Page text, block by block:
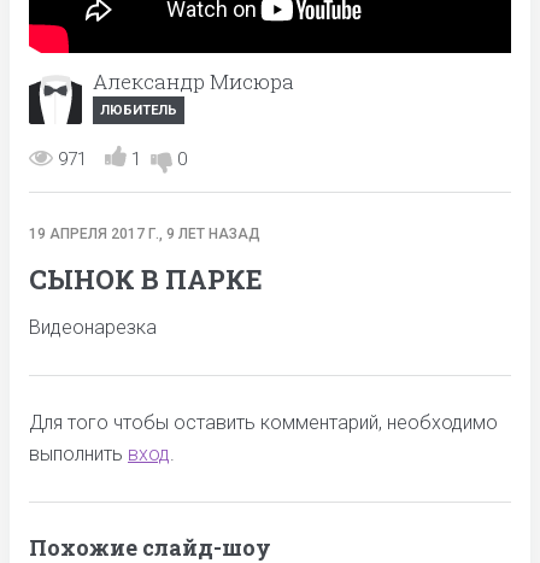
Александр Мисюра
ЛЮБИТЕЛЬ
971 1 0
19 АПРЕЛЯ 2017 Г., 9 ЛЕТ НАЗАД
СЫНОК В ПАРКЕ
Видеонарезка
Для того чтобы оставить комментарий, необходимо
выполнить вход.
Похожие слайд-шоу